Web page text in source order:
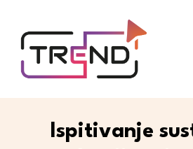
Ispitivanje